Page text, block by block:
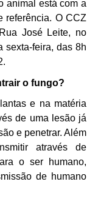
animal está com a
referência. O CCZ
José Leite, no
sexta-feira, das 8h
o fungo?
e na matéria
de uma lesão já
e penetrar. Além
através de
o ser humano,
de humano